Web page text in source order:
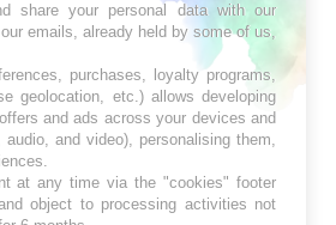
share your personal data with our
emails, already held by some of us,
purchases, loyalty programs,
geolocation, etc.) allows developing
and ads across your devices and
and video), personalising them,
at any time via the "cookies" footer
object to processing activities not